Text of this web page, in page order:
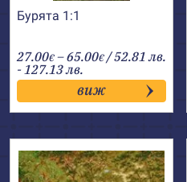
Бурята 1:1
27.00€ –65.00€Price
range:
27.00€
through
65.00€
/ 52.81 лв.
- 127.13 лв.
виж